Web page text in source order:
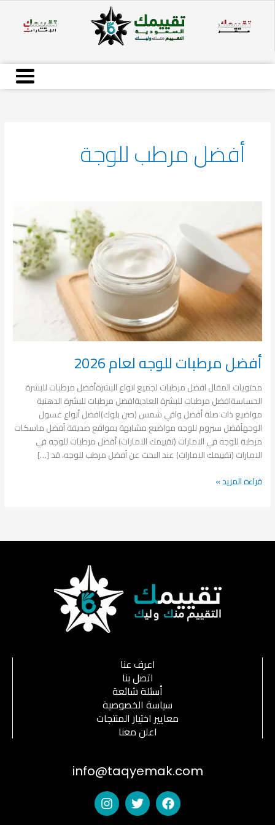
تخطي
المحتوى
أفضل مرطب للوجة
أفضل مرطبات للوجه لعام 2026
محتويات المقال افضل مرطبات لجميع انواع البشرةأفضل مرطبات للبشرة
الحساسةافضل مرطبات للبشرة العاديةافضل مرطبات للبشرة الدهنية
مواضيع ذات صلة أفضل واقي شمس (صن بلوك)افضل أنواع غسول
الوجهأفضل سيروم للوجه مواضيع مشابهة بمواقع صديقة أفضل ماسكات
مرطبة للوجه في الامارات (تقييمك الامارات) أفضل مرطبات للوجه في
الامارات (تقييمك الامارات) عند البحث عن أفضل مرطب للوجه، قد […]
مرطبات
للوجه
2026
قراءة المزيد »
اعرف عنا
اتصل بنا
أسئلة شائعة
سياسة الخصوصية
معايير اختيار المنتجات
اعلن معنا
info@taqyemak.com
F
a
T
w
I
n